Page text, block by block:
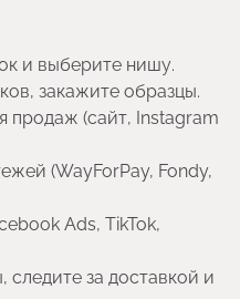
и выберите нишу.
закажите образцы.
продаж (сайт, Instagram
(WayForPay, Fondy,
Ads, TikTok,
следите за доставкой и